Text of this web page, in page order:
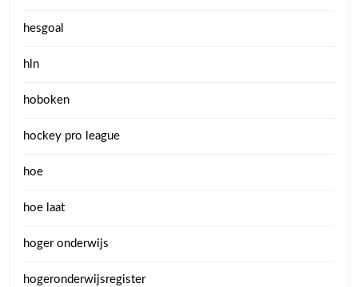
hesgoal
hln
hoboken
hockey pro league
hoe
hoe laat
hoger onderwijs
hogeronderwijsregister